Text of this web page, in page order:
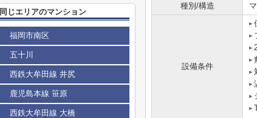
種別/構造
設備条件
同じエリアのマンション
福岡市南区
五十川
西鉄大牟田線 井尻
鹿児島本線 笹原
西鉄大牟田線 大橋